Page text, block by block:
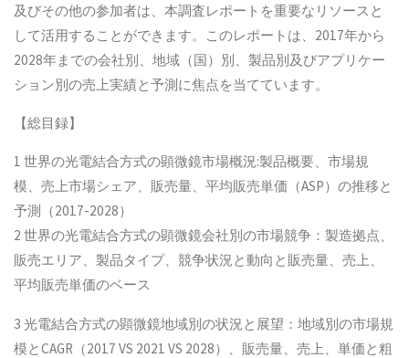
及びその他の参加者は、本調査レポートを重要なリソースと
して活用することができます。このレポートは、2017年から
2028年までの会社別、地域（国）別、製品別及びアプリケー
ション別の売上実績と予測に焦点を当てています。
【総目録】
1 世界の光電結合方式の顕微鏡市場概況:製品概要、市場規
模、売上市場シェア、販売量、平均販売単価（ASP）の推移と
予測（2017-2028）
2 世界の光電結合方式の顕微鏡会社別の市場競争：製造拠点、
販売エリア、製品タイプ、競争状況と動向と販売量、売上、
平均販売単価のベース
3 光電結合方式の顕微鏡地域別の状況と展望：地域別の市場規
模とCAGR（2017 VS 2021 VS 2028）、販売量、売上、単価と粗